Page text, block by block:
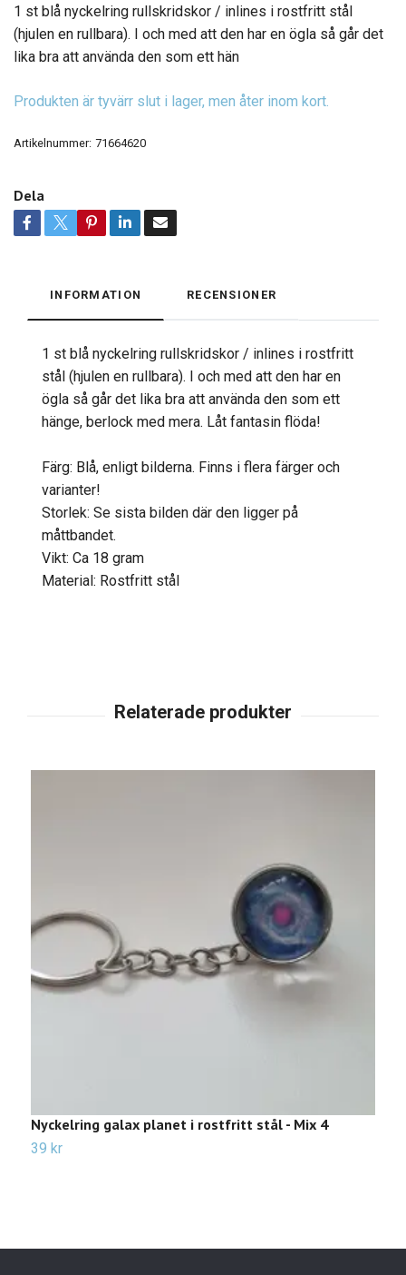
1 st blå nyckelring rullskridskor / inlines i rostfritt stål
(hjulen en rullbara). I och med att den har en ögla så går det
lika bra att använda den som ett hän
Produkten är tyvärr slut i lager, men åter inom kort.
Artikelnummer: 71664620
Dela
INFORMATION RECENSIONER
1 st blå nyckelring rullskridskor / inlines i rostfritt
stål (hjulen en rullbara). I och med att den har en
ögla så går det lika bra att använda den som ett
hänge, berlock med mera. Låt fantasin flöda!
Färg: Blå, enligt bilderna. Finns i flera färger och
varianter!
Storlek: Se sista bilden där den ligger på
måttbandet.
Vikt: Ca 18 gram
Material: Rostfritt stål
Nyckelring galax planet i rostfritt stål - Mix 4
39 kr